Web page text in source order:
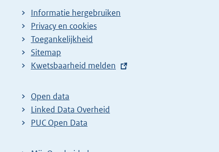
Informatie hergebruiken
Privacy en cookies
Toegankelijkheid
Sitemap
E
t
e
r
Kwetsbaarheid melden
Open data
Linked Data Overheid
PUC Open Data